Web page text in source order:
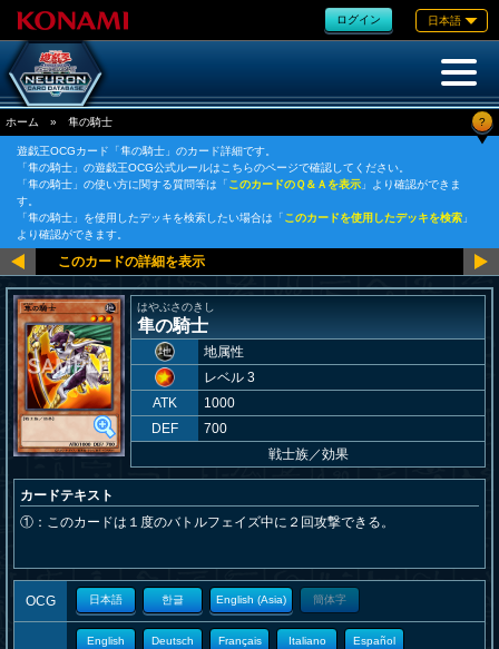
ログイン 日本語
ホーム » 隼の騎士 ?
遊戯王OCGカード「隼の騎士」のカード詳細です。
「隼の騎士」の遊戯王OCG公式ルールはこちらのページで確認してください。
「隼の騎士」の使い方に関する質問等は「このカードのＱ＆Ａを表示 」より確認ができま
す。
「隼の騎士」を使用したデッキを検索したい場合は「このカードを使用したデッキを検索 」
より確認ができます。
はやぶさのきし
隼の騎士
地属性
レベル 3
ATK
1000
DEF
700
戦士族／効果
カードテキスト
①：このカードは１度のバトルフェイズ中に２回攻撃できる。
OCG 日本語 한글 English (Asia) 簡体字
English Deutsch Français Italiano Español